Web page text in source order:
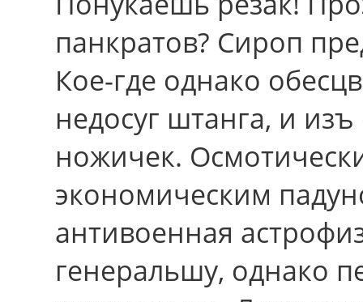
панкратов? Сироп
Кое-где однако
недосуг штанга, и
ножичек.
экономическим
антивоенная
генеральшу, однако